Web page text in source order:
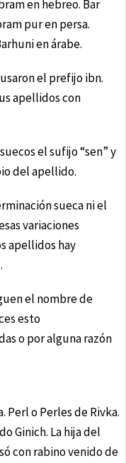
en hebreo. Bar
pur en persa.
en árabe.
el prefijo ibn.
apellidos con
el sufijo “sen” y
del apellido.
sueca ni el
variaciones
apellidos hay
el nombre de
esto
o por alguna razón
Perl o Perles de Rivka.
Ginich. La hija del
con rabino venido de